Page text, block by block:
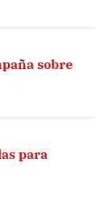
sobre
para